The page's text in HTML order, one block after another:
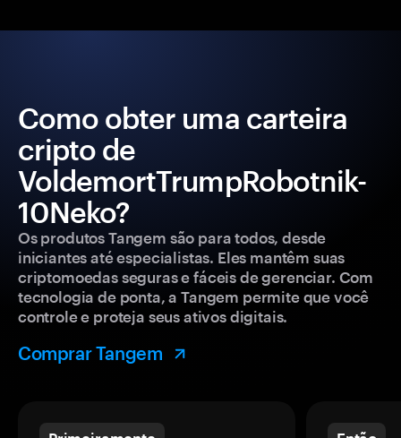
Como obter uma carteira
cripto de
VoldemortTrumpRobotnik-
10Neko?
Os produtos Tangem são para todos, desde
iniciantes até especialistas. Eles mantêm suas
criptomoedas seguras e fáceis de gerenciar. Com
tecnologia de ponta, a Tangem permite que você
controle e proteja seus ativos digitais.
Comprar Tangem